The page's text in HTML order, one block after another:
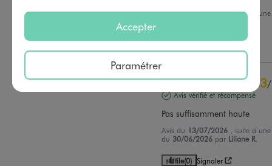
Avis du14/07/2026 , suite à une
Utile(0) Signaler
3/
Avis vérifié et récompensé
Pas suffisamment haute
Avis du 13/07/2026
, suite à
du 30/06/2026 par Liliane R.
Utile(0) Signaler
Accepter
Paramétrer